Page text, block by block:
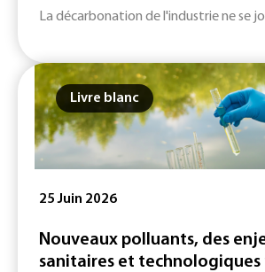
La décarbonation de l'industrie ne se
Livre blanc
25 Juin 2026
Nouveaux polluants, des
sanitaires et technologiques